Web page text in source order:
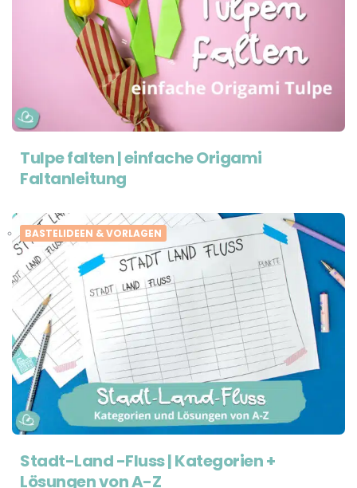
Tulpe falten | einfache Origami
Faltanleitung
BASTELIDEEN & VORLAGEN
Stadt-Land -Fluss | Kategorien +
Lösungen von A-Z